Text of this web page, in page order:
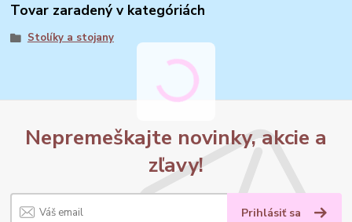
Tovar zaradený v kategóriách
Stolíky a stojany
Nepremeškajte novinky, akcie a
zľavy!
Prihlásiť sa